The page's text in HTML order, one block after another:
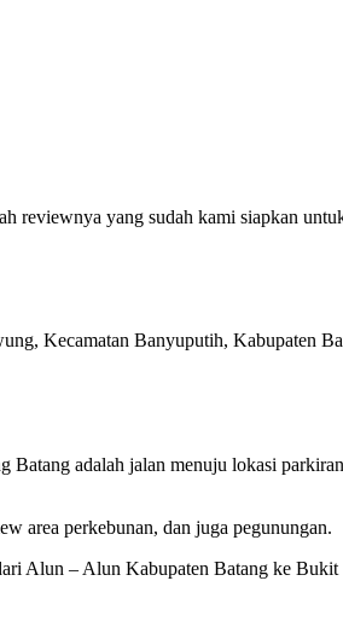
reviewnya yang sudah kami siapkan
Kecamatan Banyuputih, Kabupaten
Batang adalah jalan menuju lokasi
area perkebunan, dan juga pegunungan.
Alun – Alun Kabupaten Batang ke Bukit